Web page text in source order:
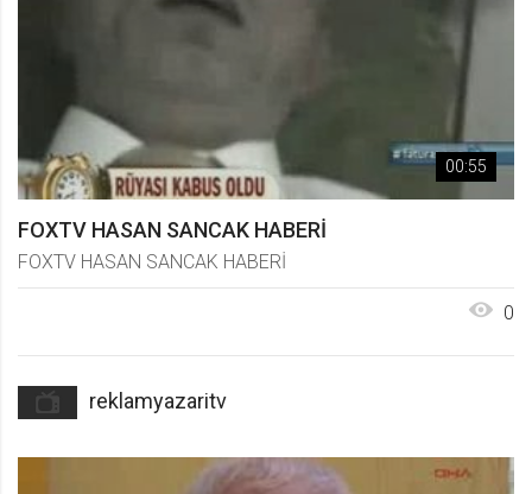
00:55
FOXTV HASAN SANCAK HABERİ
FOXTV HASAN SANCAK HABERİ
0
reklamyazaritv